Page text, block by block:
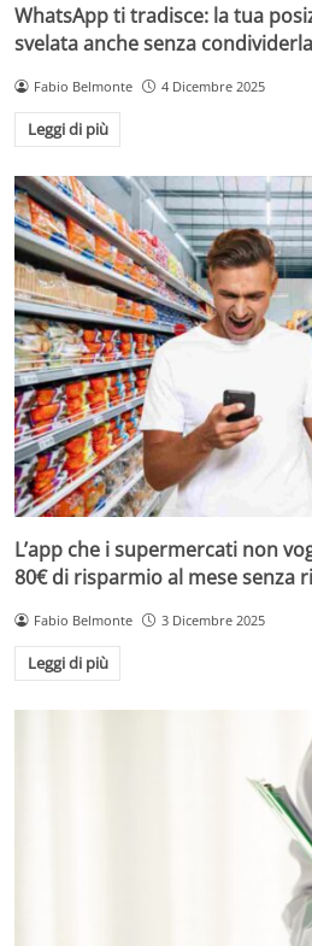
WhatsApp ti tradisce: la tua
svelata anche senza condividerla
Fabio Belmonte 4 Dicembre 2025
Leggi di più
L’app che i supermercati non
80€ di risparmio al mese senza
Fabio Belmonte 3 Dicembre 2025
Leggi di più